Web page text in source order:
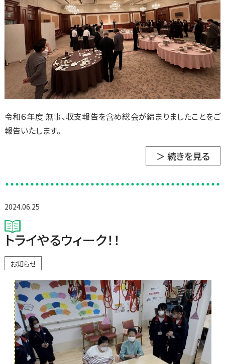
令和６年度 無事、収支報告を含め総会が締まりましたことをご
報告いたします。
＞ 続きを見る
2024.06.25
トライやるウィーク！！
お知らせ